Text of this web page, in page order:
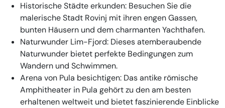
Historische Städte erkunden: Besuchen Sie die
malerische Stadt Rovinj mit ihren engen Gassen,
bunten Häusern und dem charmanten Yachthafen.
Naturwunder Lim-Fjord: Dieses atemberaubende
Naturwunder bietet perfekte Bedingungen zum
Wandern und Schwimmen.
Arena von Pula besichtigen: Das antike römische
Amphitheater in Pula gehört zu den am besten
erhaltenen weltweit und bietet faszinierende Einblicke